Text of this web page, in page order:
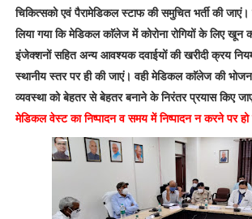
चिकित्सको एवं पैरामेडिकल स्टाफ की समुचित भर्ती की
लिया गया कि मेडिकल काॅलेज में कोरोना रोगियों के लिए खून
इंजेक्शनों सहित अन्य आवश्यक दवाईयों की खरीदी क्रय
स्थानीय स्तर पर ही की जाएं। वही मेडिकल काॅलेज की
व्यवस्था को बेहतर से बेहतर बनाने के निरंतर प्रयास किए
मेडिकल वेस्ट का निष्पादन व समय में निष्पादन न करने पर हो